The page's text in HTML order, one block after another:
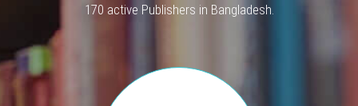
170 active Publishers in Bangladesh.